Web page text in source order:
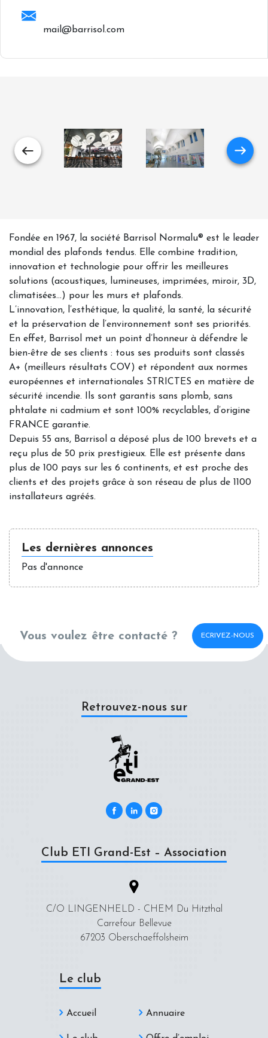
mail@barrisol.com
Fondée en 1967, la société Barrisol Normalu® est le leader
mondial des plafonds tendus. Elle combine tradition,
innovation et technologie pour offrir les meilleures
solutions (acoustiques, lumineuses, imprimées, miroir, 3D,
climatisées…) pour les murs et plafonds.
L’innovation, l’esthétique, la qualité, la santé, la sécurité
et la préservation de l’environnement sont ses priorités.
En effet, Barrisol met un point d’honneur à défendre le
bien-être de ses clients : tous ses produits sont classés
A+ (meilleurs résultats COV) et répondent aux normes
européennes et internationales STRICTES en matière de
sécurité incendie. Ils sont garantis sans plomb, sans
phtalate ni cadmium et sont 100% recyclables, d’origine
FRANCE garantie.
Depuis 55 ans, Barrisol a déposé plus de 100 brevets et a
reçu plus de 50 prix prestigieux. Elle est présente dans
plus de 100 pays sur les 6 continents, et est proche des
clients et des projets grâce à son réseau de plus de 1100
installateurs agréés.
Les dernières annonces
Pas d'annonce
Vous voulez être contacté ? ECRIVEZ-NOUS
Retrouvez-nous sur
Club ETI Grand-Est – Association
C/O LINGENHELD - CHEM Du Hitzthal
Carrefour Bellevue
67203 Oberschaeffolsheim
Le club
Accueil Annuaire